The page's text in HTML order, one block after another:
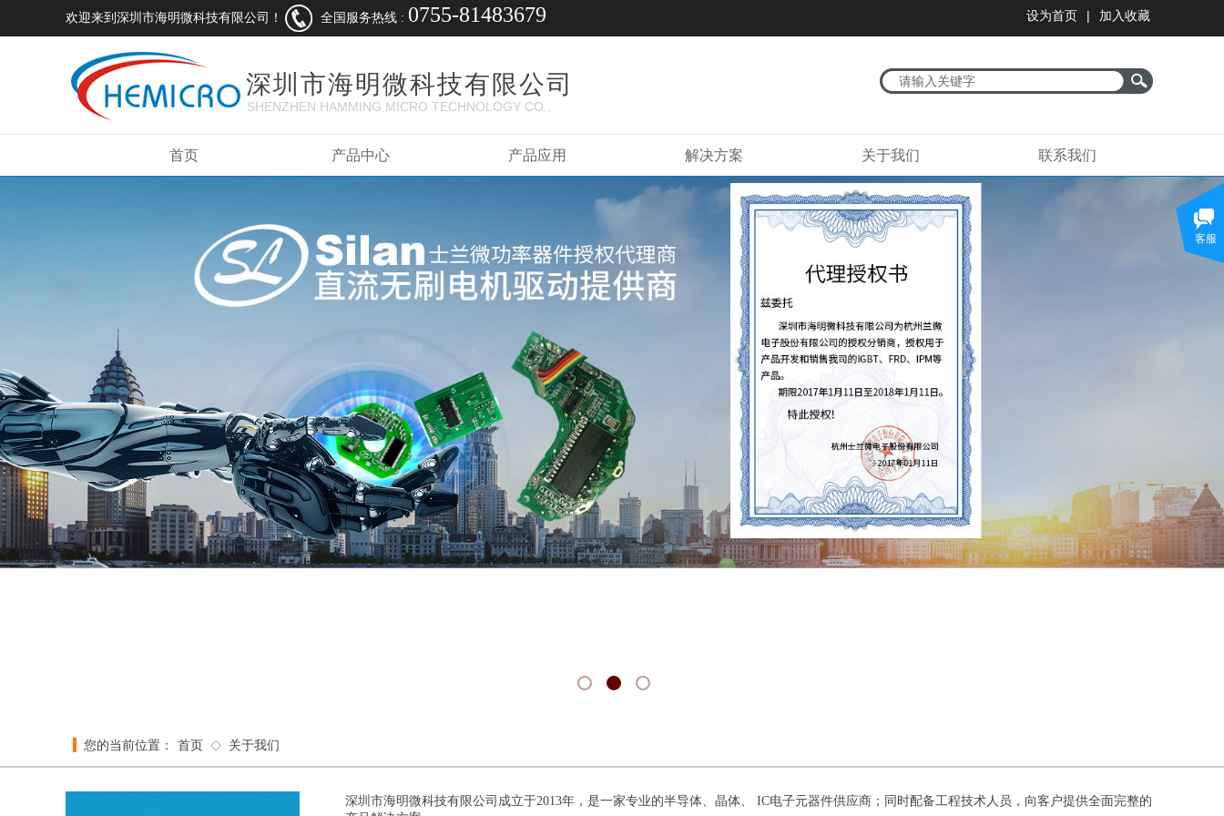
欢迎来到深圳市海明微科技有限公司！ 设为首页 | 加入收藏
全国服务热线 : 0755-81483679
深圳市海明微科技有限公司
SHENZHEN HAMMING MICRO TECHNOLOGY CO.,
首页 产品中心 产品应用 解决方案 关于我们 联系我们
以质量求生存 以信誉谋发展
我们凭借先进的技术，过硬的质量、良好的信誉、优质的服务、与多家
客商建立了稳固的供货关系，客户遍及全国各地
您的当前位置： 首页 ◇ 关于我们
深圳市海明微科技有限公司成立于2013年，是一家专业的半导体、晶体、 IC电子元器件供应商；同时配备工程技术人员，向客户提供全面完整的
客服